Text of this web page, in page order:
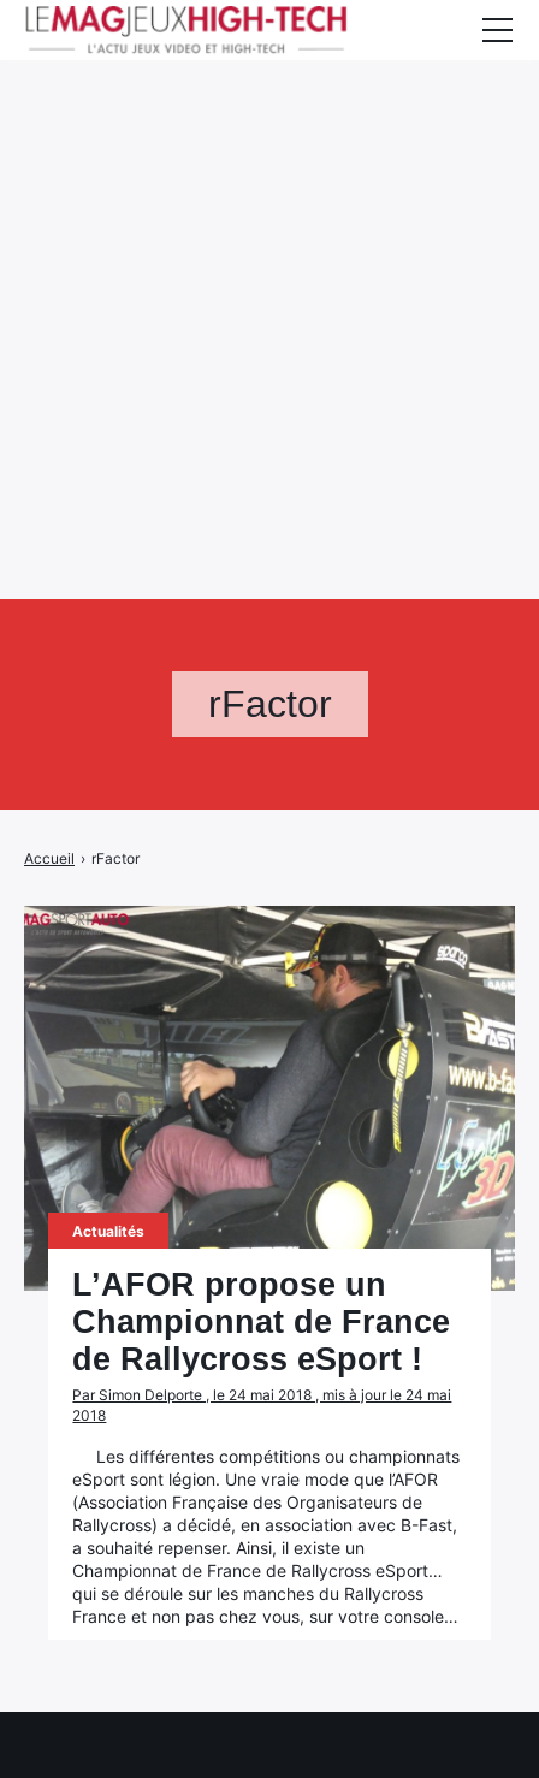
rFactor
Accueil › rFactor
Actualités
L’AFOR propose un
Championnat de France
de Rallycross eSport !
Par Simon Delporte , le 24 mai 2018 , mis à jour le 24 mai
2018
Les différentes compétitions ou championnats
eSport sont légion. Une vraie mode que l’AFOR
(Association Française des Organisateurs de
Rallycross) a décidé, en association avec B-Fast,
a souhaité repenser. Ainsi, il existe un
Championnat de France de Rallycross eSport…
qui se déroule sur les manches du Rallycross
France et non pas chez vous, sur votre console…
Rechercher